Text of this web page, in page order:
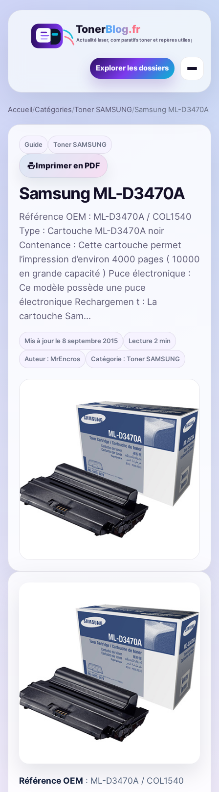
Explorer les dossiers
Accueil/Catégories/Toner SAMSUNG/Samsung ML-D3470A
Guide Toner SAMSUNG
Imprimer en PDF
Samsung ML-D3470A
Référence OEM : ML-D3470A / COL1540
Type : Cartouche ML-D3470A noir
Contenance : Cette cartouche permet
l’impression d’environ 4000 pages ( 10000
en grande capacité ) Puce électronique :
Ce modèle possède une puce
électronique Rechargemen t : La
cartouche Sam…
Mis à jour le 8 septembre 2015 Lecture 2 min
Auteur : MrEncros Catégorie : Toner SAMSUNG
Référence OEM : ML-D3470A / COL1540